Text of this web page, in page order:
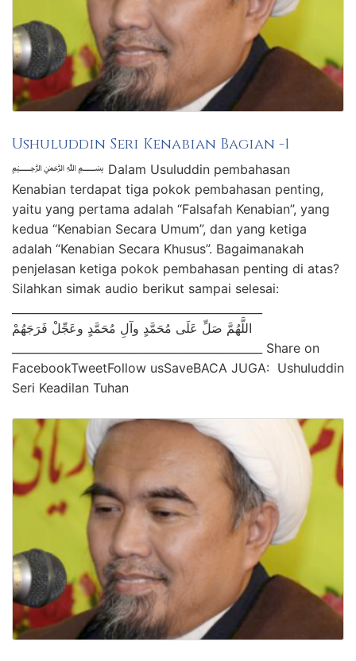
Ushuluddin Seri Kenabian Bagian -1
﷽ Dalam Usuluddin pembahasan
Kenabian terdapat tiga pokok pembahasan penting,
yaitu yang pertama adalah “Falsafah Kenabian”, yang
kedua “Kenabian Secara Umum”, dan yang ketiga
adalah “Kenabian Secara Khusus”. Bagaimanakah
penjelasan ketiga pokok pembahasan penting di atas?
Silahkan simak audio berikut sampai selesai:
اللَّهُمَّ صَلِّ عَلَى مُحَمَّدٍ وآلِ مُحَمَّدٍ وعَجِّلْ فَرَجَهُمْ
_____________________________________________ Share on
FacebookTweetFollow usSaveBACA JUGA: Ushuluddin
Seri Keadilan Tuhan